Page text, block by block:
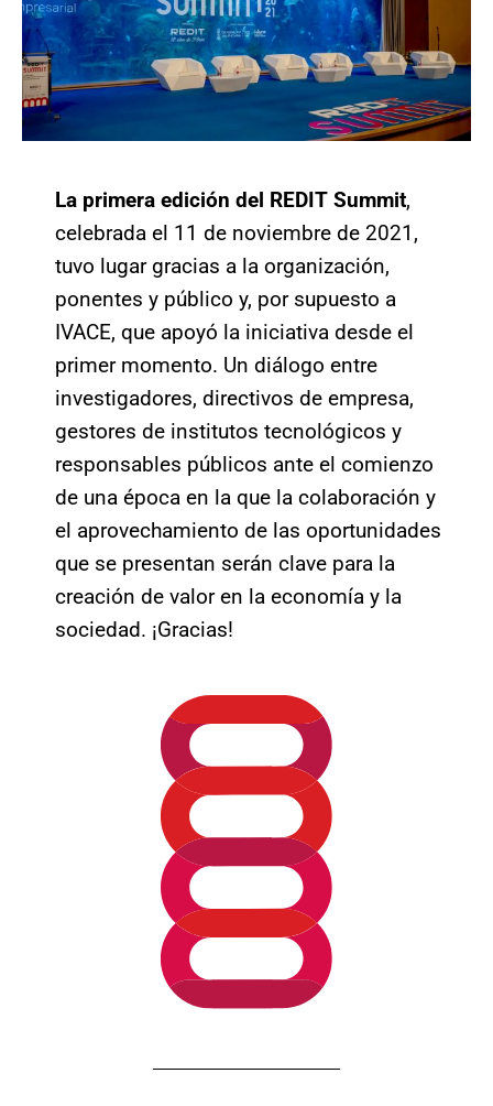
La primera edición del REDIT Summit,
celebrada el 11 de noviembre de 2021,
tuvo lugar gracias a la organización,
ponentes y público y, por supuesto a
IVACE, que apoyó la iniciativa desde el
primer momento. Un diálogo entre
investigadores, directivos de empresa,
gestores de institutos tecnológicos y
responsables públicos ante el comienzo
de una época en la que la colaboración y
el aprovechamiento de las oportunidades
que se presentan serán clave para la
creación de valor en la economía y la
sociedad. ¡Gracias!